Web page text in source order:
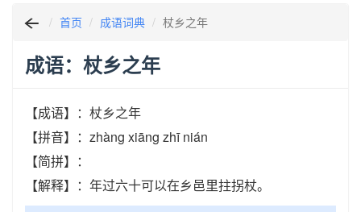
首页 成语词典 杖乡之年
成语：杖乡之年
【成语】：杖乡之年
【拼音】：zhàng xiāng zhī nián
【简拼】：
【解释】：年过六十可以在乡邑里拄拐杖。